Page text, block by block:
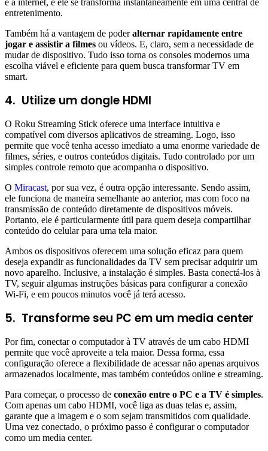
e à internet, e ele se transforma instantaneamente em uma central de
entretenimento.
Também há a vantagem de poderalternar rapidamente entre
jogar e assistir a filmes ou vídeos. E, claro, sem a necessidade de
mudar de dispositivo. Tudo isso torna os consoles modernos uma
escolha viável e eficiente para quem busca transformar TV em
smart.
4. Utilize um dongle HDMI
O Roku Streaming Stick oferece uma interface intuitiva e
compatível com diversos aplicativos de streaming. Logo, isso
permite que você tenha acesso imediato a uma enorme variedade de
filmes, séries, e outros conteúdos digitais. Tudo controlado por um
simples controle remoto que acompanha o dispositivo.
O Miracast, por sua vez, é outra opção interessante. Sendo assim,
ele funciona de maneira semelhante ao anterior, mas com foco na
transmissão de conteúdo diretamente de dispositivos móveis.
Portanto, ele é particularmente útil para quem deseja compartilhar
conteúdo do celular para uma tela maior.
Ambos os dispositivos oferecem uma solução eficaz para quem
deseja expandir as funcionalidades da TV sem precisar adquirir um
novo aparelho. Inclusive, a instalação é simples. Basta conectá-los à
TV, seguir algumas instruções básicas para configurar a conexão
Wi-Fi, e em poucos minutos você já terá acesso.
5. Transforme seu PC em um media center
Por fim, conectar o computador à TV através de um cabo HDMI
permite que você aproveite a tela maior. Dessa forma, essa
configuração oferece a flexibilidade de acessar não apenas arquivos
armazenados localmente, mas também conteúdos online e streaming.
Para começar, o processo de conexão entre o PC e a TV é simples.
Com apenas um cabo HDMI, você liga as duas telas e, assim,
garante que a imagem e o som sejam transmitidos com qualidade.
Uma vez conectado, o próximo passo é configurar o computador
como um media center.